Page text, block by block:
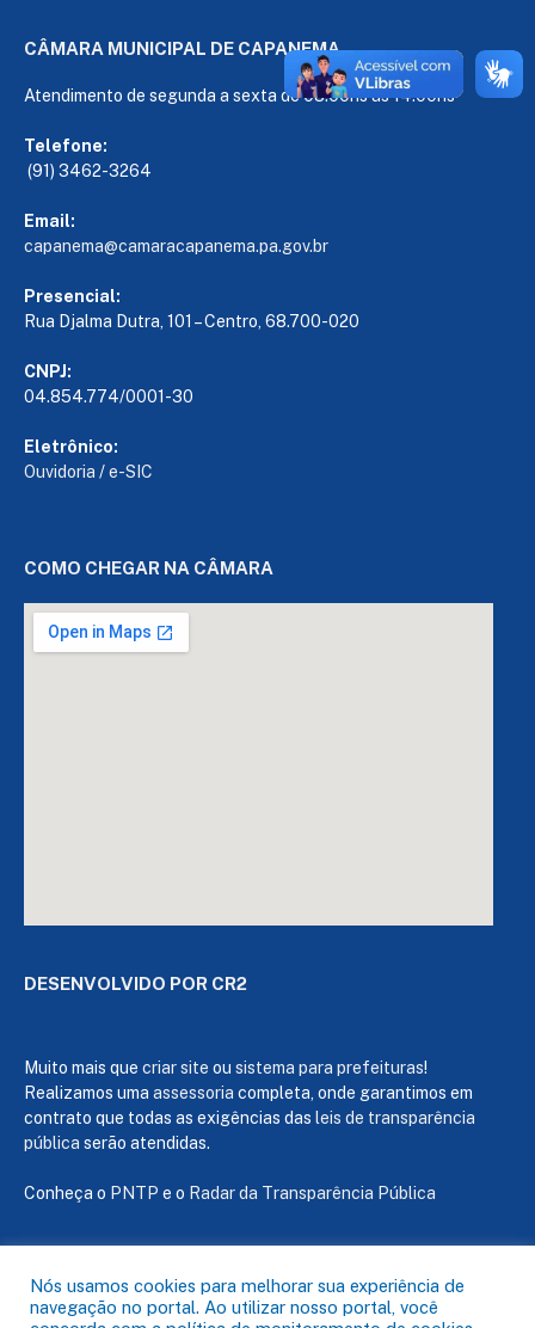
CÂMARA MUNICIPAL DE CAPANEMA
Atendimento de segunda a sexta de 08:00hs às 14:00hs
Telefone:
(91) 3462-3264
Email:
capanema@camaracapanema.pa.gov.br
Presencial:
Rua Djalma Dutra, 101 – Centro, 68.700-020
CNPJ:
04.854.774/0001-30
Eletrônico:
Ouvidoria /e-SIC
COMO CHEGAR NA CÂMARA
DESENVOLVIDO POR CR2
Muito mais que criar site ou sistema para prefeituras!
Realizamos uma assessoria completa, onde garantimos em
contrato que todas as exigências das leis de transparência
pública serão atendidas.
Conheça o PNTP e o Radar da Transparência Pública
Todos os direitos reservados a Câmara de Capanema
Nós usamos cookies para melhorar sua experiência de
navegação no portal. Ao utilizar nosso portal, você